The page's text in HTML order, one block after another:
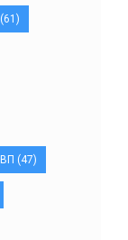
(61)
(47)